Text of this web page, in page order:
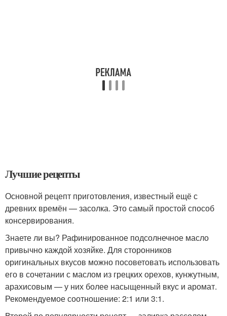
Лучшие рецепты
Основной рецепт приготовления, известный ещё с
древних времён — засолка. Это самый простой способ
консервирования.
Знаете ли вы? Рафинированное подсолнечное масло
привычно каждой хозяйке. Для сторонников
оригинальных вкусов можно посоветовать использовать
его в сочетании с маслом из грецких орехов, кунжутным,
арахисовым — у них более насыщенный вкус и аромат.
Рекомендуемое соотношение: 2:1 или 3:1.